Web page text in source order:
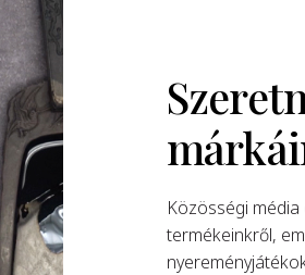
Közösségi
termékeinkről,